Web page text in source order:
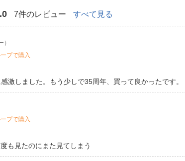
7件のレビュー すべて見る
プで購入
激しました。もう少しで35周年、買って良かったです。
プで購入
も見たのにまた見てしまう